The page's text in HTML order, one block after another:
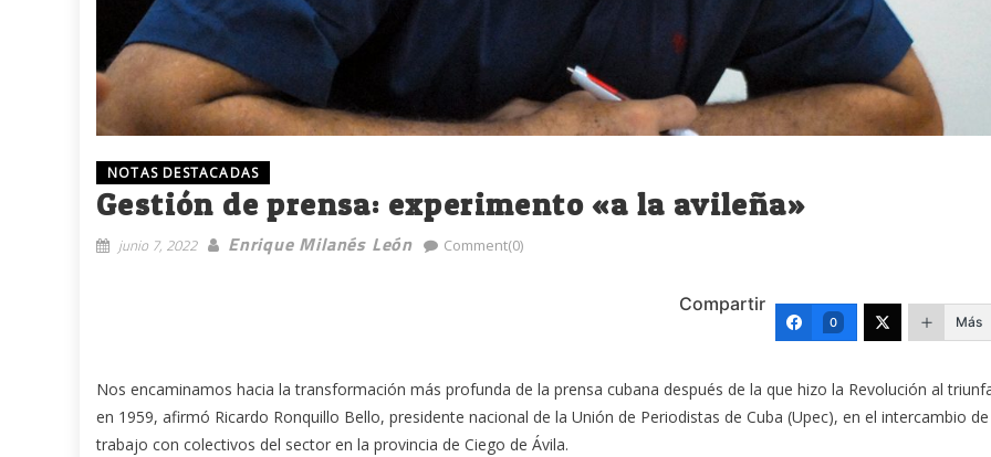
NOTAS DESTACADAS
Gestión de prensa: experimento «a la avileña»
junio 7, 2022 Enrique Milanés León Comment(0)
Compartir
0 Más
Nos encaminamos hacia la transformación más profunda de la prensa cubana después de la que hizo la Revolución al
en 1959, afirmó Ricardo Ronquillo Bello, presidente nacional de la Unión de Periodistas de Cuba (Upec), en el intercambio de
trabajo con colectivos del sector en la provincia de Ciego de Ávila.